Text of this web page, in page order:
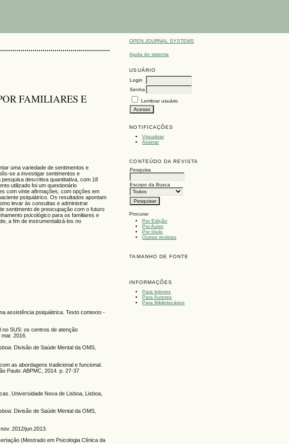
OPEN JOURNAL SYSTEMS
Ajuda do sistema
USUÁRIO
Login
Senha
Lembrar usuário
NOTIFICAÇÕES
Visualizar
Assinar
CONTEÚDO DA REVISTA
Pesquisa
Escopo da Busca
Procurar
Por Edição
Por Autor
Por título
Outras revistas
TAMANHO DE FONTE
INFORMAÇÕES
Para leitores
Para Autores
Para Bibliotecários
FAMILIARES E
uma variedade de sentimentos e
se a investigar sentimentos e
descritiva quantitativa, com 18
utilizado foi um questionário
com vinte afirmações, com opções em
psiquiátrico. Os resultados apontam
levar às consultas e administrar
sentimento de preocupação com o futuro
psicológico para os familiares e
a fim de instrumentalizá-los no
assistência psiquiátrica. Texto contexto -
no SUS: os centros de atenção
2016.
Divisão de Saúde Mental da OMS,
as abordagens tradicional e funcional.
Paulo: ABPMC, 2014. p. 27-37
Universidade Nova de Lisboa, Lisboa,
Divisão de Saúde Mental da OMS,
2012/jun.2013.
(Mestrado em Psicologia Clínica da